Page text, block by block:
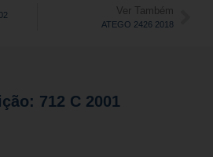
Ver Também
ATEGO 2426 2018
712 C 2001